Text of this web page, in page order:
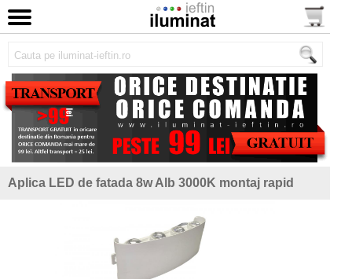
Aplica LED de fatada 8w Alb 3000K montaj rapid